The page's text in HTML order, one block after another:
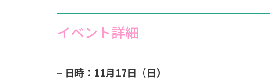
イベント詳細
– 日時：11月17日（日）